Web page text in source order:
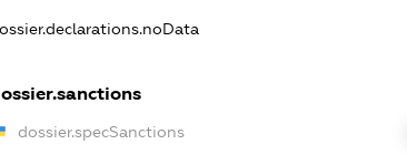
dossier.specSanctions